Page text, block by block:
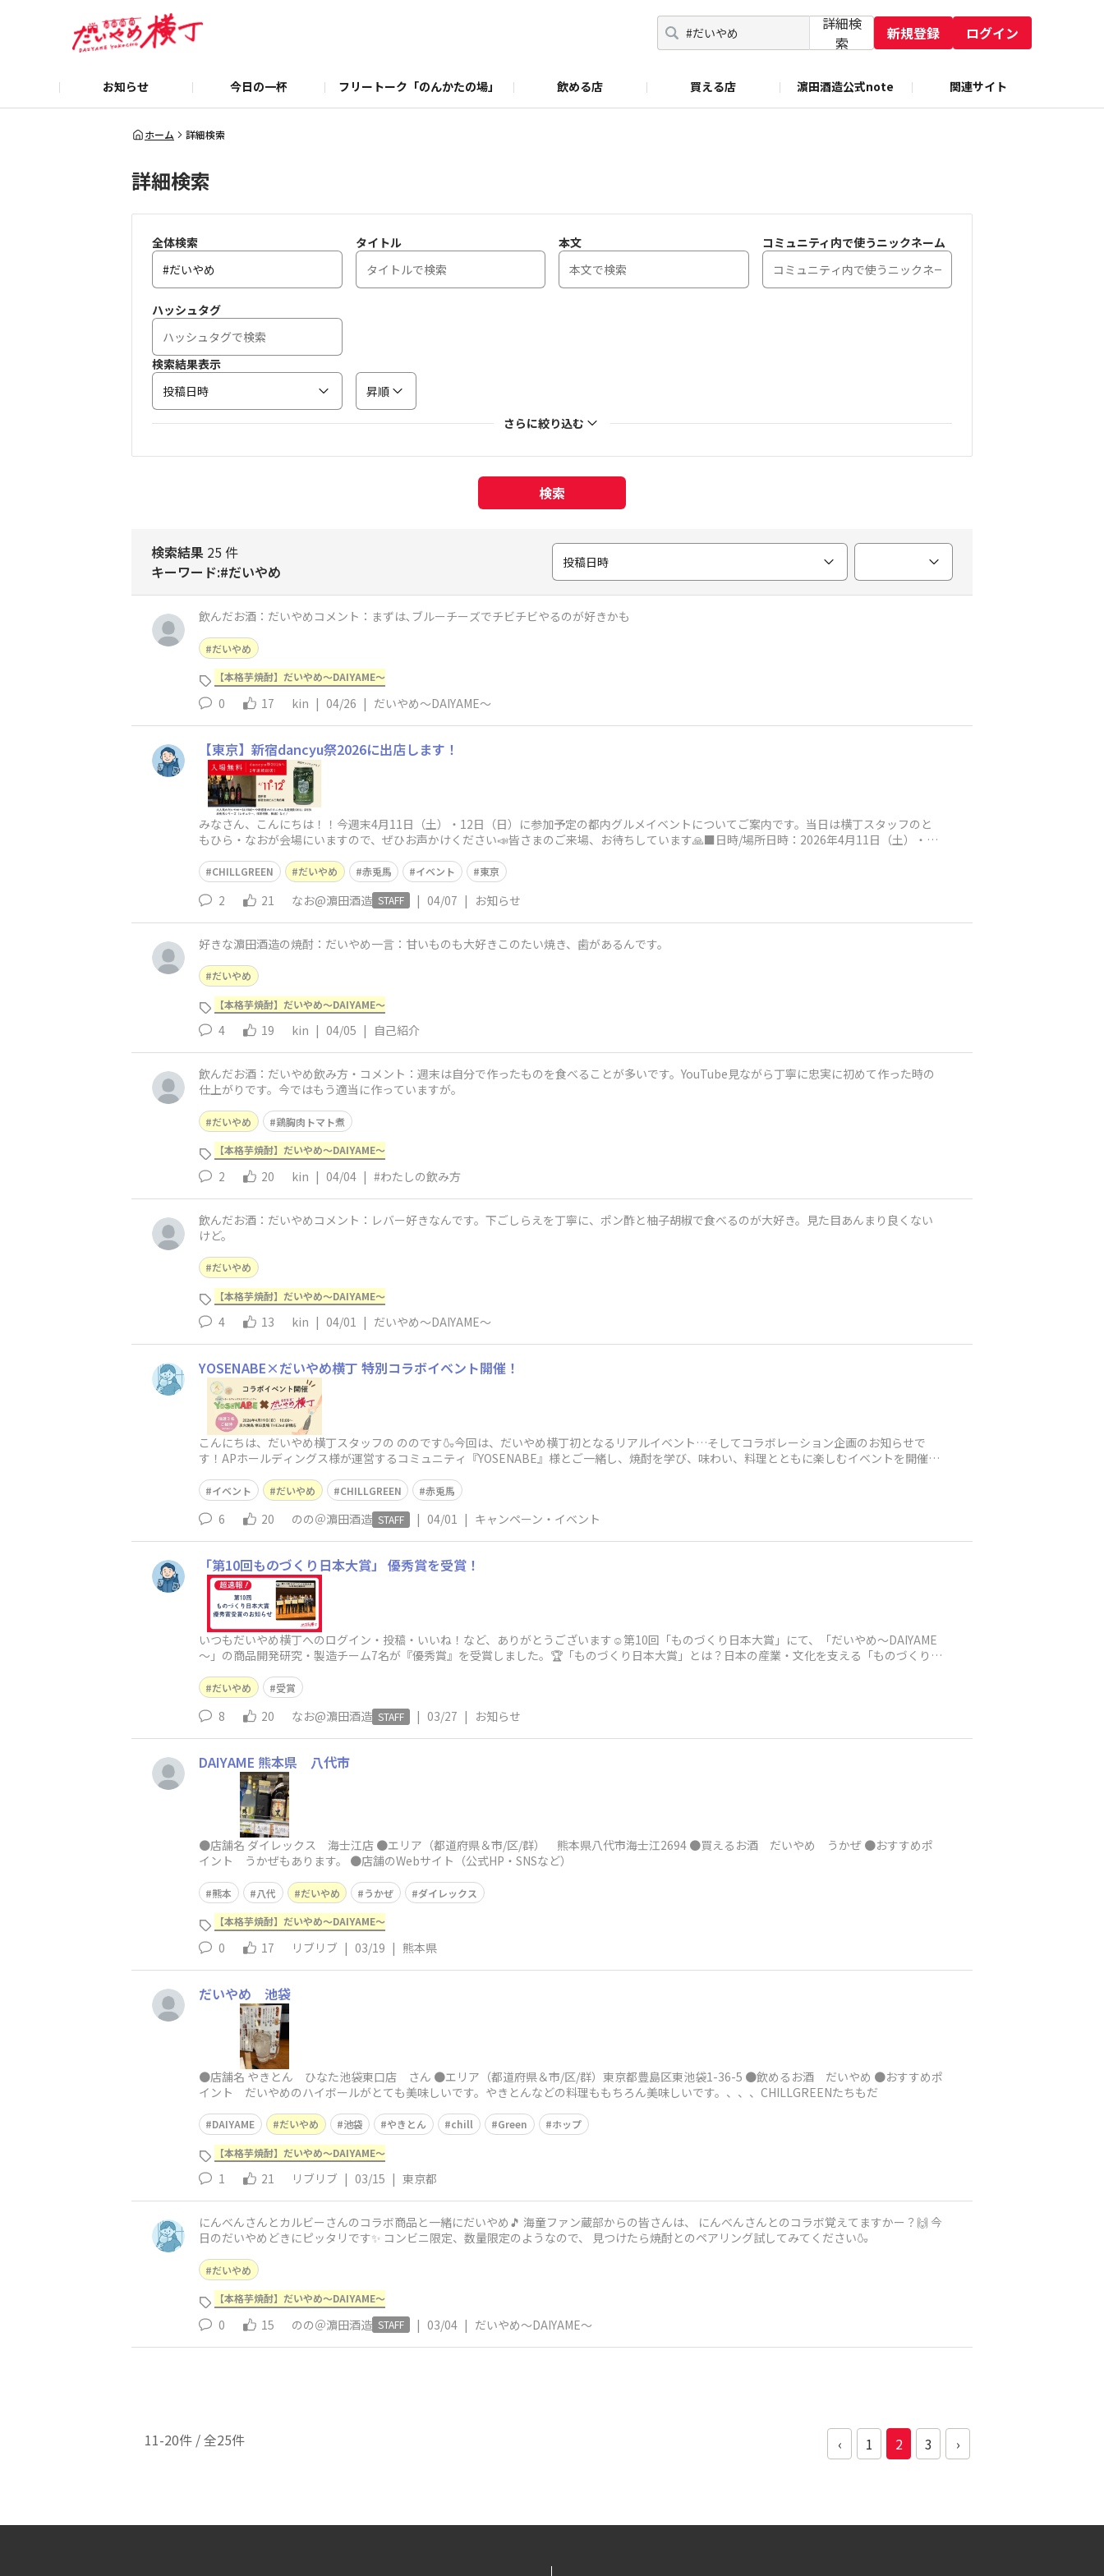
詳細検
索
新規登録 ログイン
お知らせ 今日の一杯 フリートーク「のんかたの場」 飲める店 買える店 濵田酒造公式note 関連サイト
ホーム 詳細検索
詳細検索
全体検索 タイトル 本文 コミュニティ内で使うニックネーム
ハッシュタグ
検索結果表示
投稿日時
昇順
さらに絞り込む
検索
検索結果 25 件
キーワード:#だいやめ
投稿日時
飲んだお酒：だいやめコメント：まずは､ブルーチーズでチビチビやるのが好きかも
だいやめ
【本格芋焼酎】だいやめ～DAIYAME～
0 17 kin | 04/26 | だいやめ～DAIYAME～
【東京】新宿dancyu祭2026に出店します！
みなさん、こんにちは！！今週末4月11日（土）・12日（日）に参加予定の都内グルメイベントについてご案内です。当日は横丁スタッフのと
もひら・なおが会場にいますので、ぜひお声かけください📣皆さまのご来場、お待ちしています🙏■日時/場所日時：2026年4月11日（土）・12
CHILLGREEN だいやめ 赤兎馬 イベント 東京
2 21 なお@濵田酒造 STAFF | 04/07 | お知らせ
好きな濵田酒造の焼酎：だいやめ一言：甘いものも大好きこのたい焼き、歯があるんです。
だいやめ
【本格芋焼酎】だいやめ～DAIYAME～
4 19 kin | 04/05 | 自己紹介
飲んだお酒：だいやめ飲み方・コメント：週末は自分で作ったものを食べることが多いです。YouTube見ながら丁寧に忠実に初めて作った時の
仕上がりです。今ではもう適当に作っていますが。
だいやめ 鶏胸肉トマト煮
【本格芋焼酎】だいやめ～DAIYAME～
2 20 kin | 04/04 | #わたしの飲み方
飲んだお酒：だいやめコメント：レバー好きなんです。下ごしらえを丁寧に、ポン酢と柚子胡椒で食べるのが大好き。見た目あんまり良くない
けど。
だいやめ
【本格芋焼酎】だいやめ～DAIYAME～
4 13 kin | 04/01 | だいやめ～DAIYAME～
YOSENABE×だいやめ横丁 特別コラボイベント開催！
こんにちは、だいやめ横丁スタッフの ののです🍶今回は、だいやめ横丁初となるリアルイベント…そしてコラボレーション企画のお知らせで
す！APホールディングス様が運営するコミュニティ『YOSENABE』様とご一緒し、焼酎を学び、味わい、料理とともに楽しむイベントを開催す
イベント だいやめ CHILLGREEN 赤兎馬
6 20 のの＠濵田酒造 STAFF | 04/01 | キャンペーン・イベント
「第10回ものづくり日本大賞」 優秀賞を受賞！
​いつもだいやめ横丁へのログイン・投稿・いいね！など、ありがとうございます☺第10回「ものづくり日本大賞」にて、「だいやめ～DAIYAME
～」の商品開発研究・製造チーム7名が『優秀賞』を受賞しました。🏆「ものづくり日本大賞」とは？日本の産業・文化を支える「ものづくり」
だいやめ 受賞
8 20 なお@濵田酒造 STAFF | 03/27 | お知らせ
DAIYAME 熊本県 八代市
●店舗名 ダイレックス 海士江店 ●エリア（都道府県＆市/区/群） 熊本県八代市海士江2694 ●買えるお酒 だいやめ うかぜ ●おすすめポ
イント うかぜもあります。 ●店舗のWebサイト（公式HP・SNSなど）
熊本 八代 だいやめ うかぜ ダイレックス
【本格芋焼酎】だいやめ～DAIYAME～
0 17 リブリブ | 03/19 | 熊本県
だいやめ 池袋
●店舗名 やきとん ひなた池袋東口店 さん ●エリア（都道府県＆市/区/群）東京都豊島区東池袋1-36-5 ●飲めるお酒 だいやめ ●おすすめポ
イント だいやめのハイボールがとても美味しいです。やきとんなどの料理ももちろん美味しいです。、、、CHILLGREENたちもだ
DAIYAME だいやめ 池袋 やきとん chill Green ホップ
【本格芋焼酎】だいやめ～DAIYAME～
1 21 リブリブ | 03/15 | 東京都
にんべんさんとカルビーさんのコラボ商品と一緒にだいやめ🎵 海童ファン蔵部からの皆さんは、 にんべんさんとのコラボ覚えてますかー？🙌 今
日のだいやめどきにピッタリです✨ コンビニ限定、数量限定のようなので、 見つけたら焼酎とのペアリング試してみてください🍶
だいやめ
【本格芋焼酎】だいやめ～DAIYAME～
0 15 のの＠濵田酒造 STAFF | 03/04 | だいやめ～DAIYAME～
11-20件 / 全25件 ‹ 1 2 3 ›